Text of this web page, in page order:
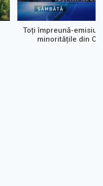
Toți împreună-
minoritățile din